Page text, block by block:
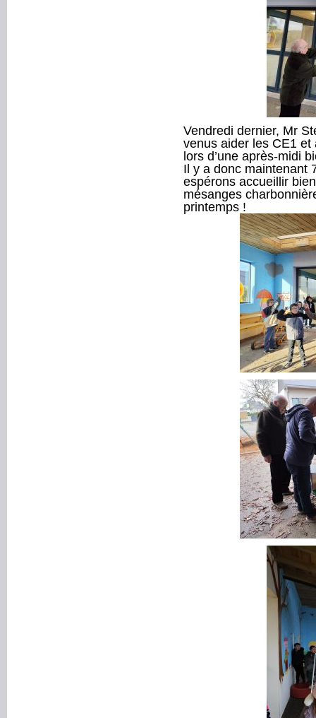
Vendredi dernier, Mr
venus aider les CE1
lors d’une après-midi
Il y a donc maintenant
espérons accueillir
mésanges
printemps !